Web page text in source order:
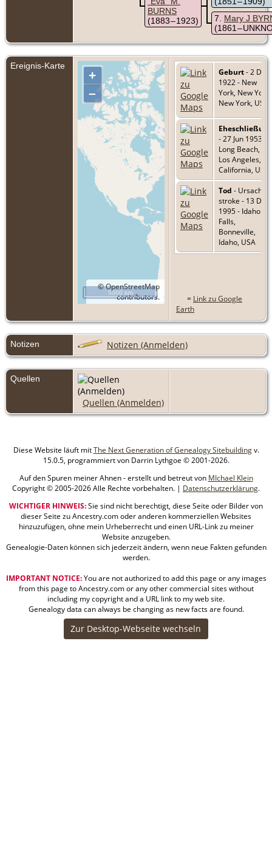
BURNS
(1883 – 1923)
7
Mary J
(1861 –
Ereignis-Karte
+
–
©OpenStreetMap
contributors.
5000 km
Geburt- 2 Dez
1922 - New
York, New York,
New York, USA
Eheschließung
- 27 Jun 1953 -
Long Beach,
Los Angeles,
California, USA
Tod - Ursache:
stroke - 13 Dez
1995 - Idaho
Falls,
Bonneville,
Idaho, USA
= Link zu Google
Earth
Notizen Notizen (Anmelden)
Quellen
Quellen (Anmelden)
Diese Website läuft mitThe Next Generation of Genealogy Sitebuildingv.
15.0.5, programmiert von Darrin Lythgoe © 2001-2026.
Auf den Spuren meiner Ahnen - erstellt und betreut von MIchael Klein
Copyright © 2005-2026 Alle Rechte vorbehalten. | Datenschutzerklärung.
WICHTIGER HINWEIS:Sie sind nicht berechtigt, diese Seite oder Bilder von
dieser Seite zu Ancestry.com oder anderen kommerziellen Websites
hinzuzufügen, ohne mein Urheberrecht und einen URL-Link zu meiner
Website anzugeben.
Genealogie-Daten können sich jederzeit ändern, wenn neue Fakten gefunden
werden.
IMPORTANT NOTICE:You are not authorized to add this page or any images
from this page to Ancestry.com or any other commercial sites without
including my copyright and a URL link to my web site.
Genealogy data can always be changing as new facts are found.
Zur Desktop-Webseite wechseln